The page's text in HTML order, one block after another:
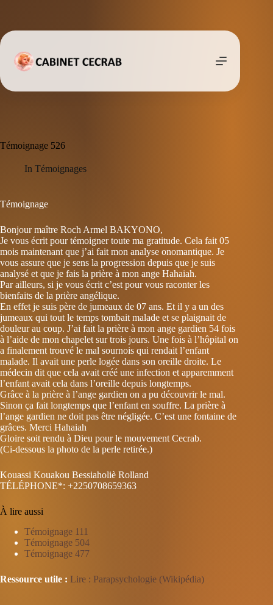
Témoignage 526
In Témoignages
Témoignage
Bonjour maître Roch Armel BAKYONO,
Je vous écrit pour témoigner toute ma gratitude. Cela fait 05
mois maintenant que j’ai fait mon analyse onomantique. Je
vous assure que je sens la progression depuis que je suis
analysé et que je fais la prière à mon ange Hahaiah.
Par ailleurs, si je vous écrit c’est pour vous raconter les
bienfaits de la prière angélique.
En effet je suis père de jumeaux de 07 ans. Et il y a un des
jumeaux qui tout le temps tombait malade et se plaignait de
douleur au coup. J’ai fait la prière à mon ange gardien 54 fois
à l’aide de mon chapelet sur trois jours. Une fois à l’hôpital on
a finalement trouvé le mal sournois qui rendait l’enfant
malade. Il avait une perle logée dans son oreille droite. Le
médecin dit que cela avait créé une infection et apparemment
l’enfant avait cela dans l’oreille depuis longtemps.
Grâce à la prière à l’ange gardien on a pu découvrir le mal.
Sinon ça fait longtemps que l’enfant en souffre. La prière à
l’ange gardien ne doit pas être négligée. C’est une fontaine de
grâces. Merci Hahaiah
Gloire soit rendu à Dieu pour le mouvement Cecrab.
(Ci-dessous la photo de la perle retirée.)
Kouassi Kouakou Bessiaholiè Rolland
TÉLÉPHONE*: +2250708659363
À lire aussi
Témoignage 111
Témoignage 504
Témoignage 477
Ressource utile : Lire : Parapsychologie (Wikipédia)